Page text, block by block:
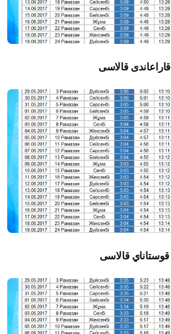
قاراعاندى قالاسى
قوستاناي قالاسى